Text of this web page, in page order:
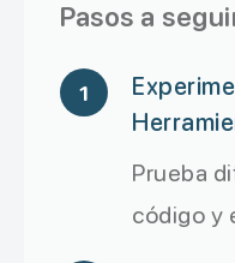
Pasos a
1
Prueba
código y